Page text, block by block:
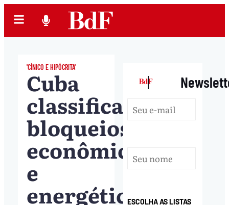
'CÍNICO E HIPÓCRITA'
Cuba
classifica
bloqueios
econômico
e
energético
|
ESCOLHA AS LISTAS